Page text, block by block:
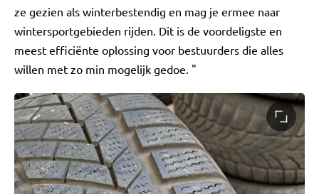
ze gezien als winterbestendig en mag je ermee naar
wintersportgebieden rijden. Dit is de voordeligste en
meest efficiënte oplossing voor bestuurders die alles
willen met zo min mogelijk gedoe. "